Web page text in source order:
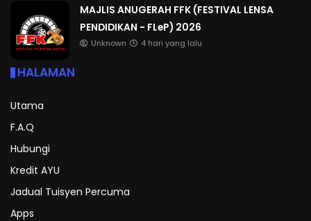
MAJLIS ANUGERAH FFK (FESTIVAL LENSA
PENDIDIKAN - FLeP) 2026
Unknown 4 hari yang lalu
HALAMAN
Utama
F.A.Q
Hubungi
Kredit AYU
Jadual Tuisyen Percuma
Apps